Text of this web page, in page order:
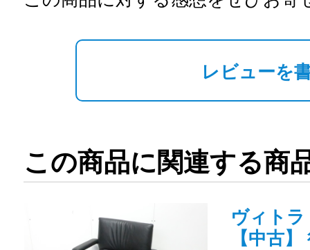
レビューを
この商品に関連する商
ヴィト
【中古